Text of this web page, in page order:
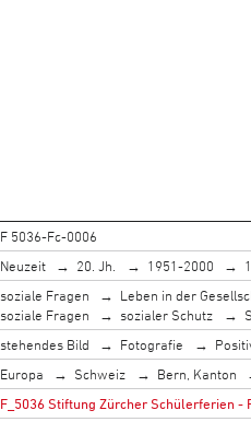
F 5036-Fc-0006
Neuzeit 20. Jh. 1951-2000
soziale Fragen Leben in der
soziale Fragen
sozialer Schutz
stehendes Bild Fotografie
Europa Schweiz Bern, Kanton
F_5036 Stiftung Zürcher Schülerferien -